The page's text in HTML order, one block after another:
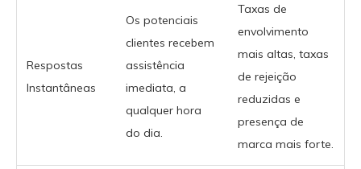
Respostas
Instantâneas
Os potenciais
clientes recebem
assistência
imediata, a
qualquer hora
do dia.
Taxas de
envolvimento
mais altas, taxas
de rejeição
reduzidas e
presença de
marca mais forte.